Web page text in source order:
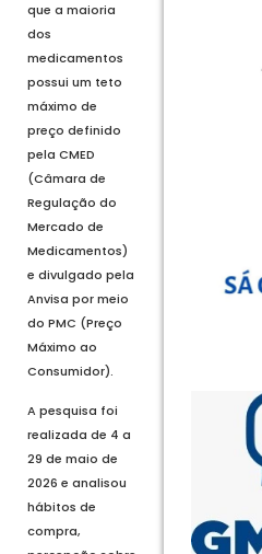
que a maioria
dos
medicamentos
possui um teto
máximo de
preço definido
pela CMED
(Câmara de
Regulação do
Mercado de
Medicamentos)
e divulgado pela
Anvisa por meio
do PMC (Preço
Máximo ao
Consumidor).
A pesquisa foi
realizada de 4 a
29 de maio de
2026 e analisou
hábitos de
compra,